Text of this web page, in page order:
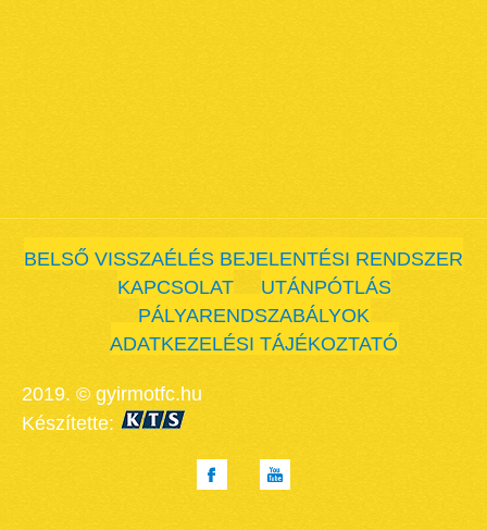
BELSŐ VISSZAÉLÉS BEJELENTÉSI RENDSZER
KAPCSOLAT
UTÁNPÓTLÁS
PÁLYARENDSZABÁLYOK
ADATKEZELÉSI TÁJÉKOZTATÓ
2019. © gyirmotfc.hu
Készítette: